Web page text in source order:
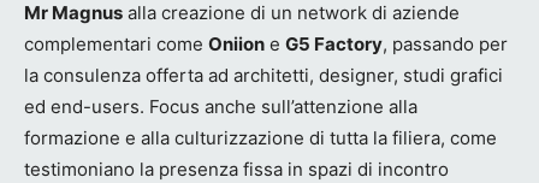
Mr Magnus alla creazione di un network di aziende
complementari come Oniion e G5 Factory, passando per
la consulenza offerta ad architetti, designer, studi grafici
ed end-users. Focus anche sull’attenzione alla
formazione e alla culturizzazione di tutta la filiera, come
testimoniano la presenza fissa in spazi di incontro